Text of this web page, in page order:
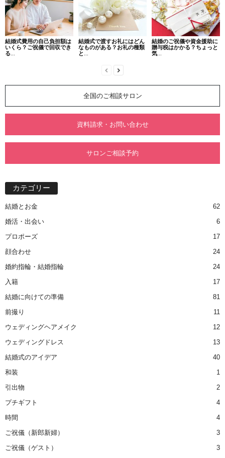
結婚式費用の自己負担額は
いくら？ご祝儀で回収でき
る...
結婚式で渡すお礼にはどん
なものがある？お礼の種類
と...
結婚のご祝儀や資金援助に
贈与税はかかる？ちょっと
気...
全国のご相談サロン
資料請求・お問い合わせ
サロンご相談予約
カテゴリー
結婚とお金
62
婚活・出会い
6
プロポーズ
17
顔合わせ
24
婚約指輪・結婚指輪
24
入籍
17
結婚に向けての準備
81
前撮り
11
ウェディングヘアメイク
12
ウェディングドレス
13
結婚式のアイデア
40
和装
1
引出物
2
プチギフト
4
時間
4
ご祝儀（新郎新婦）
3
ご祝儀（ゲスト）
3